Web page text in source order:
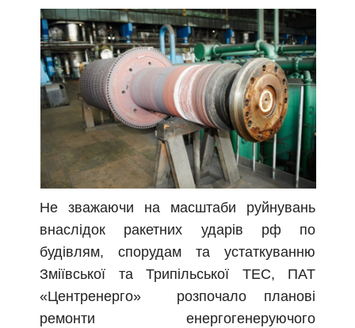
Не зважаючи на масштаби руйнувань
внаслідок ракетних ударів рф по
будівлям, спорудам та устаткуванню
Зміївської та Трипільської ТЕС, ПАТ
«Центренерго» розпочало планові
ремонти енергогенеруючого